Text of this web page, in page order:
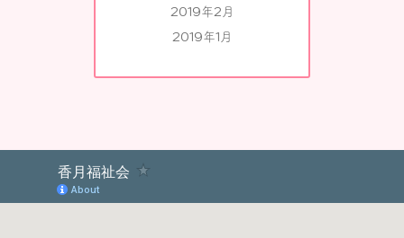
2019年2月
2019年1月